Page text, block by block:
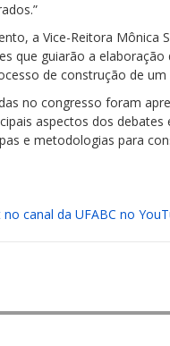
a Vice-Reitora
que guiarão a
de construção de
no congresso foram
aspectos dos
e metodologias para
no canal da UFABC no